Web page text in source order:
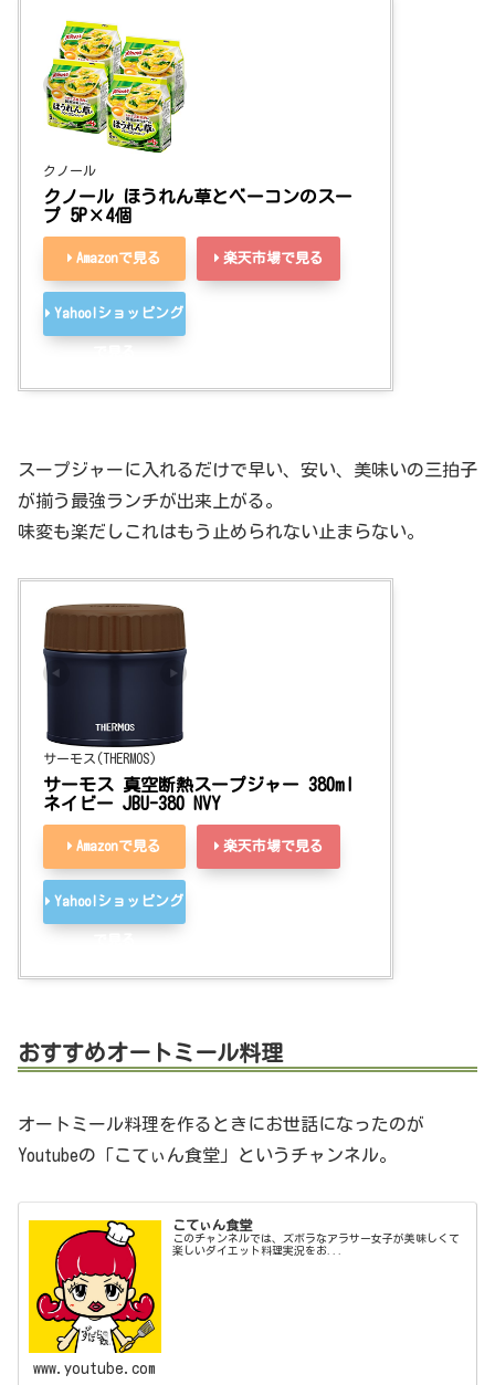
クノール
クノール ほうれん草とベーコンのスー
プ 5P×4個
Amazonで見る 楽天市場で見る
Yahoo!ショッピング
スープジャーに入れるだけで早い、安い、美味いの三拍子
が揃う最強ランチが出来上がる。
味変も楽だしこれはもう止められない止まらない。
サーモス(THERMOS)
サーモス 真空断熱スープジャー 380ml
ネイビー JBU-380 NVY
Amazonで見る 楽天市場で見る
Yahoo!ショッピング
おすすめオートミール料理
オートミール料理を作るときにお世話になったのが
Youtubeの「こてぃん食堂」というチャンネル。
こてぃん食堂
このチャンネルでは、ズボラなアラサー女子が美味しくて
楽しいダイエット料理実況をお...
www.youtube.com